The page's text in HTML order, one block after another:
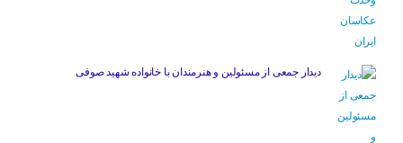
دیدار جمعی از مسئولین و هنرمندان با خانواده شهید صوفی